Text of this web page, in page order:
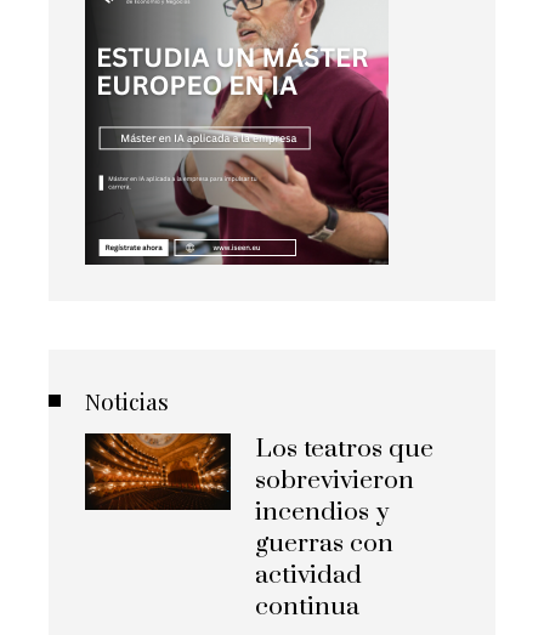
Noticias
Los teatros que
sobrevivieron
incendios y
guerras con
actividad
continua